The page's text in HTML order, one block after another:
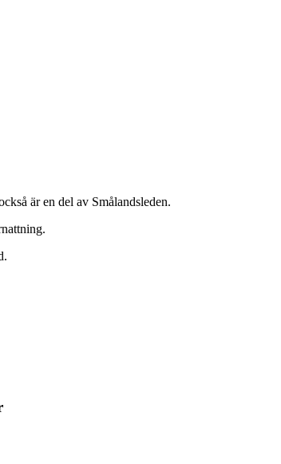
är en del av Smålandsleden.